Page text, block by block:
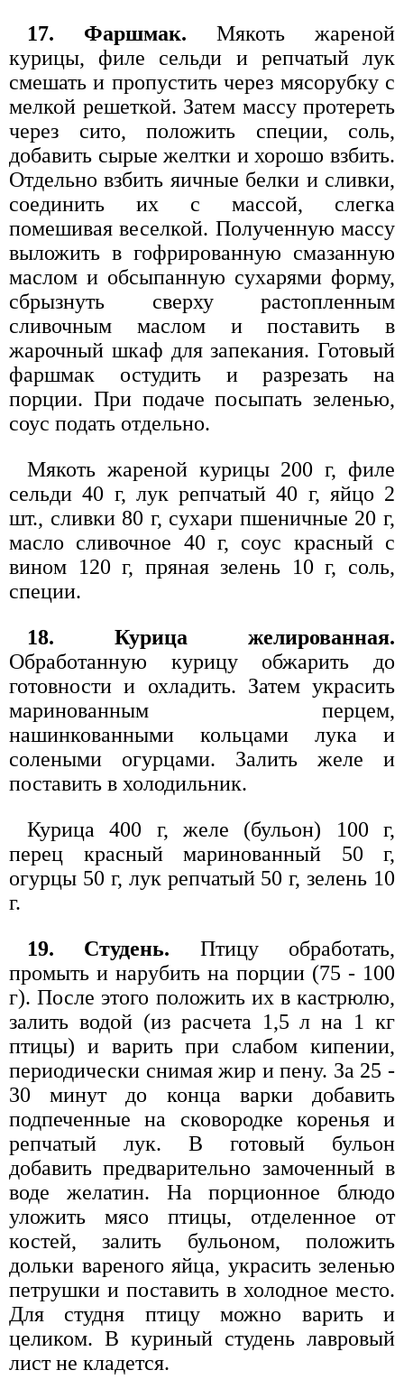
17. Фаршмак. Мякоть жареной
курицы, филе сельди и репчатый лук
смешать и пропустить через мясорубку с
мелкой решеткой. Затем массу протереть
через сито, положить специи, соль,
добавить сырые желтки и хорошо взбить.
Отдельно взбить яичные белки и сливки,
соединить их с массой, слегка
помешивая веселкой. Полученную массу
выложить в гофрированную смазанную
маслом и обсыпанную сухарями форму,
сбрызнуть сверху растопленным
сливочным маслом и поставить в
жарочный шкаф для запекания. Готовый
фаршмак остудить и разрезать на
порции. При подаче посыпать зеленью,
соус подать отдельно.
Мякоть жареной курицы 200 г, филе
сельди 40 г, лук репчатый 40 г, яйцо 2
шт., сливки 80 г, сухари пшеничные 20 г,
масло сливочное 40 г, соус красный с
вином 120 г, пряная зелень 10 г, соль,
специи.
18. Курица желированная.
Обработанную курицу обжарить до
готовности и охладить. Затем украсить
маринованным перцем,
нашинкованными кольцами лука и
солеными огурцами. Залить желе и
поставить в холодильник.
Курица 400 г, желе (бульон) 100 г,
перец красный маринованный 50 г,
огурцы 50 г, лук репчатый 50 г, зелень 10
г.
19. Студень. Птицу обработать,
промыть и нарубить на порции (75 - 100
г). После этого положить их в кастрюлю,
залить водой (из расчета 1,5 л на 1 кг
птицы) и варить при слабом кипении,
периодически снимая жир и пену. За 25 -
30 минут до конца варки добавить
подпеченные на сковородке коренья и
репчатый лук. В готовый бульон
добавить предварительно замоченный в
воде желатин. На порционное блюдо
уложить мясо птицы, отделенное от
костей, залить бульоном, положить
дольки вареного яйца, украсить зеленью
петрушки и поставить в холодное место.
Для студня птицу можно варить и
целиком. В куриный студень лавровый
лист не кладется.